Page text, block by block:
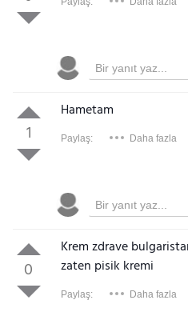
1
Hametam
Paylaş: Daha fazla
0
Krem zdrave
zaten pisik kremi
Paylaş: Daha fazla